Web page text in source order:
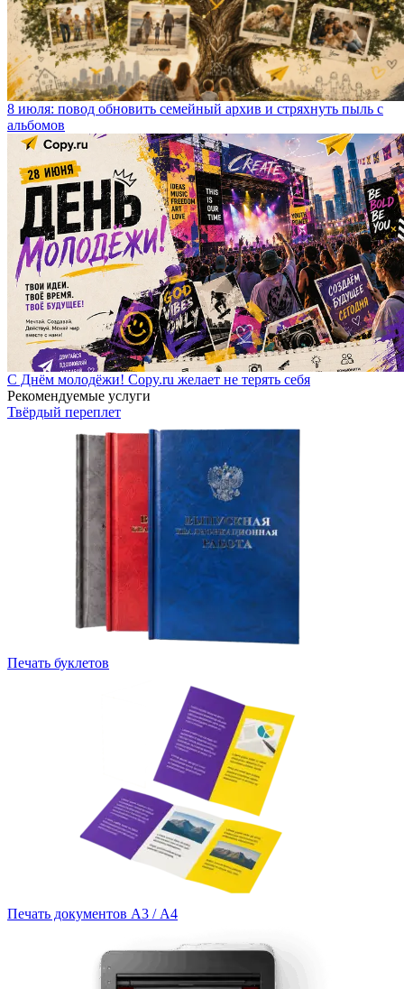
8 июля: повод обновить семейный архив и стряхнуть пыль с
альбомов
С Днём молодёжи! Copy.ru желает не терять себя
Рекомендуемые услуги
Твёрдый переплет
Печать буклетов
Печать документов А3 / А4